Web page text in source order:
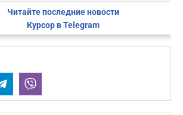
Читайте последние новости
Курсор в Telegram
Telegram